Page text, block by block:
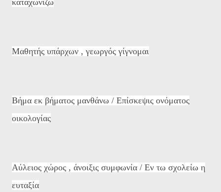
καταχωνίζω
Μαθητής υπάρχων , γεωργός γίγνομαι
Βήμα εκ βήματος μανθάνω / Επίσκεψις ονόματος
οικολογίας
Αύλειος χώρος , άνοιξις συμφωνία / Εν τω σχολείω η
ευταξία